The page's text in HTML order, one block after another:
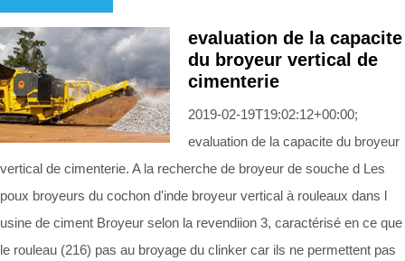
evaluation de la capacite
du broyeur vertical de
cimenterie
2019-02-19T19:02:12+00:00;
evaluation de la capacite du broyeur
vertical de cimenterie. A la recherche de broyeur de souche d Les
poux broyeurs du cochon d'inde broyeur vertical à rouleaux dans l
usine de ciment Broyeur selon la revendiion 3, caractérisé en ce que
le rouleau (216) pas au broyage du clinker car ils ne permettent pas